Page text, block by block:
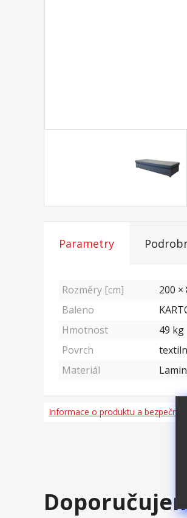
Parametry
Rozměry [cm]
200 ×
Baleno
Hmotnost
49 kg
Povrch
Materiál
Informace o produktu a bezpečnosti